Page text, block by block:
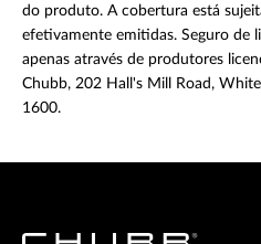
do produto. A cobertura está
efetivamente emitidas. Seguro de
apenas através de produtores
Chubb, 202 Hall's Mill Road,
1600.